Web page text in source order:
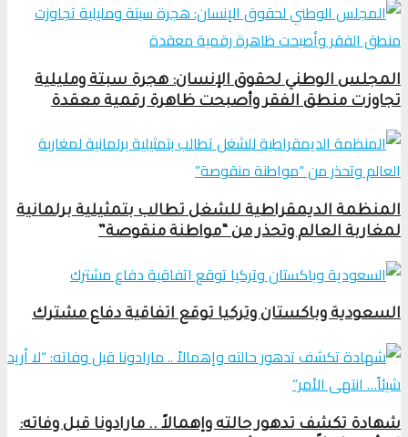
المجلس الوطني لحقوق الإنسان: هجرة سبتة ومليلية
تجاوزت منطق الفقر وأصبحت ظاهرة رقمية معقدة
المنظمة الديمقراطية للشغل تطالب بتمثيلية برلمانية
لمغاربة العالم وتحذر من “مواطنة منقوصة”
السعودية وباكستان وتركيا توقع اتفاقية دفاع مشترك
شهادة تكشف تدهور حالته وإهمالاً .. مارادونا قبل وفاته: